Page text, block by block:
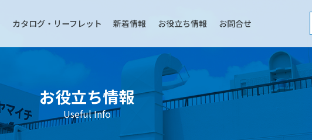
カタログ・リーフレット 新着情報 お役立ち情報 お問合せ
お役立ち情報
Useful Info